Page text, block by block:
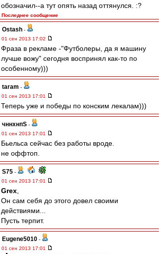
обозначил--а тут опять назад оттянулся. :?
Последнее сообщение
Ostash -
01 сен 2013 17:02
Фраза в рекламе -"Футболеры, да я машину
лучше вожу" сегодня воспринял как-то по
особенному)))
taram -
01 сен 2013 17:01
Теперь уже и победы по конским лекалам)))
чннхнпS -
01 сен 2013 17:01
Бьельса сейчас без работы вроде.
не оффтоп.
S75 -
01 сен 2013 17:01
Grex
Он сам себя до этого довел своими
действиями...
Пусть терпит.
Eugene5010 -
01 сен 2013 17:01